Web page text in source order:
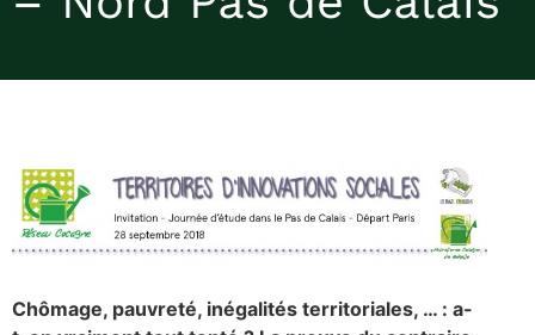
Chômage, pauvreté, inégalités territoriales, … : a-